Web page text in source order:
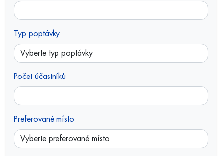
Typ poptávky
Počet účastníků
Preferované místo